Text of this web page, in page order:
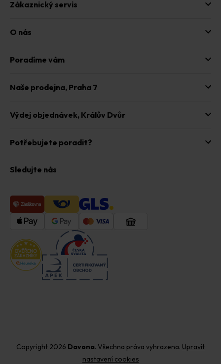
Zákaznický servis
O nás
Poradíme vám
Naše prodejna, Praha 7
Výdej objednávek, Králův Dvůr
Potřebujete poradit?
Sledujte nás
Copyright 2026 Davona. Všechna práva vyhrazena. Upravit
nastavení cookies